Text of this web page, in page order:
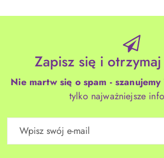
Zapisz się i
Nie martw się o spam - szanujemy
tylko najważniejsze